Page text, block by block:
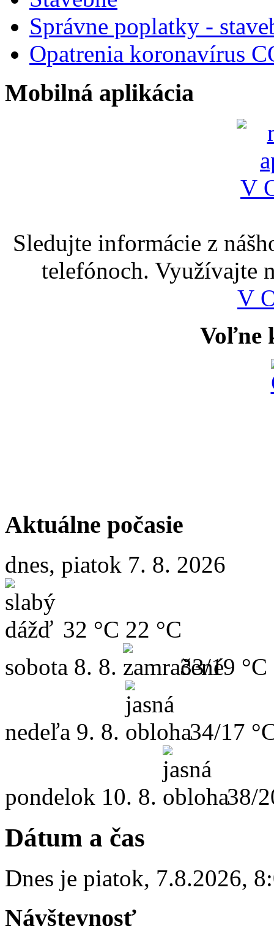
Správne poplatky -
Opatrenia koronavírus
Mobilná aplikácia
Sledujte informácie z
telefónoch. Využívajte
V
Voľne
Aktuálne počasie
dnes, piatok 7. 8. 2026
32 °C 22 °C
sobota 8. 8. 33/19 °C
nedeľa 9. 8. 34/17
pondelok 10. 8. 38/
Dátum a čas
Dnes je piatok, 7.8.2026,
Návštevnosť